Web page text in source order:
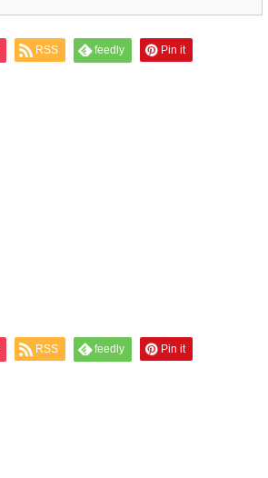
RSS feedly Pin it
RSS feedly Pin it